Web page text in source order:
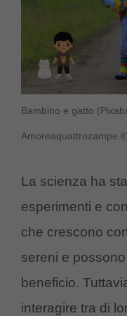
Bambino e gatto
La scienza ha
esperimenti e
che crescono
sereni e
beneficio.
interagire tra di